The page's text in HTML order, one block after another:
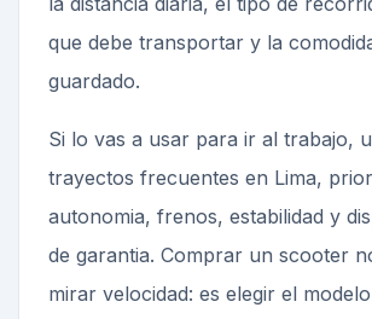
que debe transportar y la
guardado.
Si lo vas a usar para ir al trabajo,
trayectos frecuentes en Lima,
autonomia, frenos, estabilidad y
de garantia. Comprar un scooter
mirar velocidad: es elegir el